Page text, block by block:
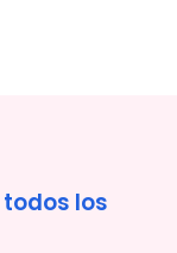
todos los